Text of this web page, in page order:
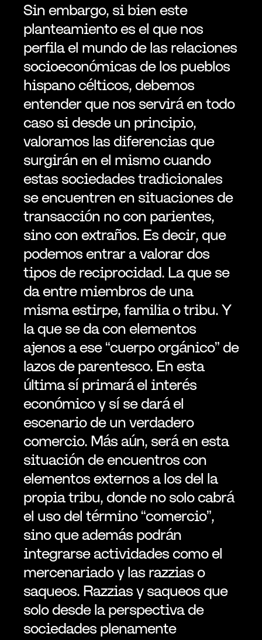
Sin embargo, si bien este
planteamiento es el que nos
perfila el mundo de las relaciones
socioeconómicas de los pueblos
hispano célticos, debemos
entender que nos servirá en todo
caso si desde un principio,
valoramos las diferencias que
surgirán en el mismo cuando
estas sociedades tradicionales
se encuentren en situaciones de
transacción no con parientes,
sino con extraños. Es decir, que
podemos entrar a valorar dos
tipos de reciprocidad. La que se
da entre miembros de una
misma estirpe, familia o tribu. Y
la que se da con elementos
ajenos a ese “cuerpo orgánico” de
lazos de parentesco. En esta
última sí primará el interés
económico y sí se dará el
escenario de un verdadero
comercio. Más aún, será en esta
situación de encuentros con
elementos externos a los del la
propia tribu, donde no solo cabrá
el uso del término “comercio”,
sino que además podrán
integrarse actividades como el
mercenariado y las razzias o
saqueos. Razzias y saqueos que
solo desde la perspectiva de
sociedades plenamente